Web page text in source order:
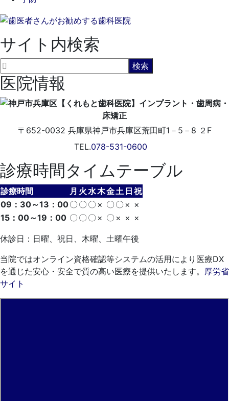
サイト内検索
医院情報
〒652-0032 兵庫県神戸市兵庫区荒田町1－5－8 ２F
TEL.078-531-0600
診療時間タイムテーブル
診療時間 月 火 水木金土 日 祝
09：30～13：00〇 〇 〇 × 〇 〇 × ×
15：00～19：00 〇 〇 〇 × 〇 × × ×
休診日：日曜、祝日、木曜、土曜午後
当院ではオンライン資格確認等システムの活用により医療DX
を通じた安心・安全で質の高い医療を提供いたします。 厚労省
サイト